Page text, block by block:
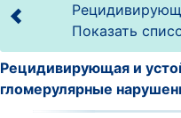
Показать
Рецидивирующая и
гломерулярные